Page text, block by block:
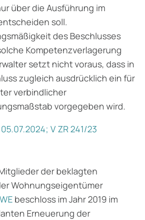
über die Ausführung im
soll.
des Beschlusses
Kompetenzverlagerung
setzt nicht voraus, dass in
zugleich ausdrücklich ein für
verbindlicher
vorgegeben wird.
V ZR 241/23
der beklagten
Wohnungseigentümer
beschloss im Jahr 2019 im
Erneuerung der